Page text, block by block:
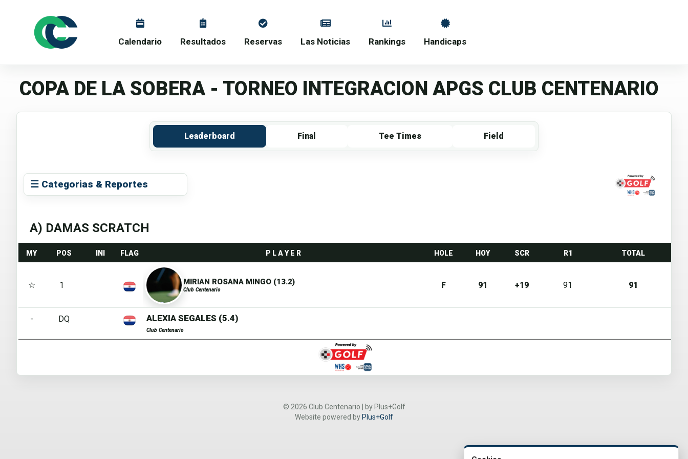
Calendario Resultados Reservas Las Noticias Rankings Handicaps
COPA DE LA SOBERA - TORNEO INTEGRACION APGS CLUB CENTENARIO
Leaderboard Final Tee Times Field
☰ Categorias & Reportes
A) DAMAS SCRATCH
MY POS INI FLAG P L A Y E R HOLE HOY SCR R1 TOTAL
☆ 1 MIRIAN ROSANA MINGO (13.2)
Club Centenario F 91 +19 91 91
- DQ ALEXIA SEGALES (5.4)
Club Centenario
© 2026 Club Centenario | by Plus+Golf
Website powered by Plus+Golf